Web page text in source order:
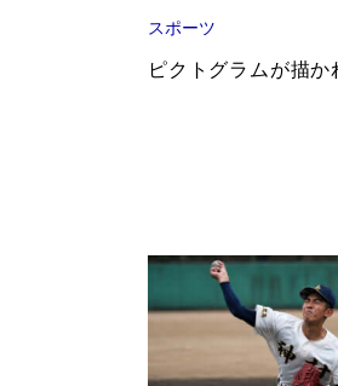
スポーツ
ピクトグラムが描か